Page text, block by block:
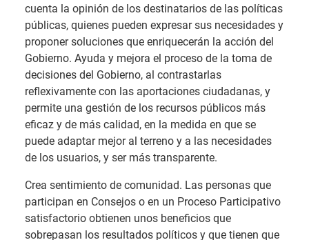
cuenta la opinión de los destinatarios de las políticas
públicas, quienes pueden expresar sus necesidades y
proponer soluciones que enriquecerán la acción del
Gobierno. Ayuda y mejora el proceso de la toma de
decisiones del Gobierno, al contrastarlas
reflexivamente con las aportaciones ciudadanas, y
permite una gestión de los recursos públicos más
eficaz y de más calidad, en la medida en que se
puede adaptar mejor al terreno y a las necesidades
de los usuarios, y ser más transparente.
Crea sentimiento de comunidad. Las personas que
participan en Consejos o en un Proceso Participativo
satisfactorio obtienen unos beneficios que
sobrepasan los resultados políticos y que tienen que